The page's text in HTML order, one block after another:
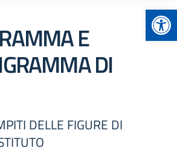
E
DI
DELLE FIGURE DI